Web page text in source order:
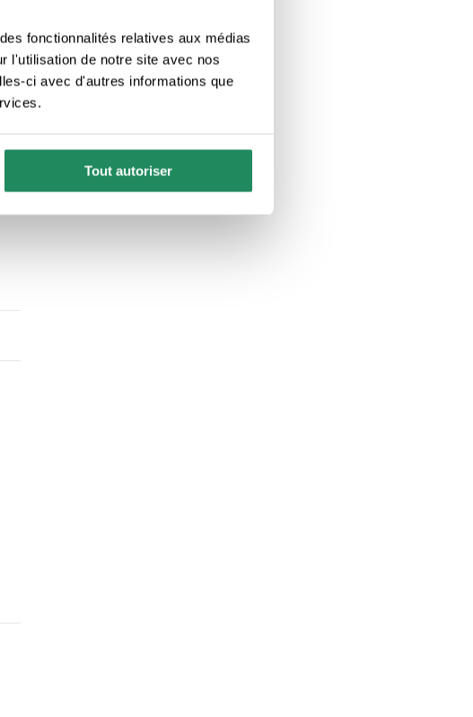
fonctionnalités relatives aux médias
l'utilisation de notre site avec nos
ci avec d'autres informations que
Tout autoriser